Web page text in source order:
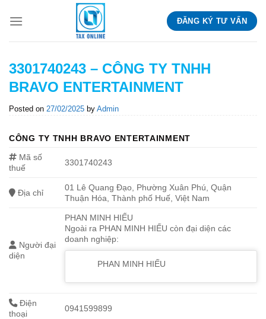
ĐĂNG KÝ TƯ VẤN
3301740243 – CÔNG TY TNHH
BRAVO ENTERTAINMENT
Posted on 27/02/2025 by Admin
CÔNG TY TNHH BRAVO ENTERTAINMENT
Mã số
thuế
3301740243
Địa chỉ
01 Lê Quang Đạo, Phường Xuân Phú, Quận
Thuận Hóa, Thành phố Huế, Việt Nam
Người đại
diện
PHAN MINH HIẾU
Ngoài ra PHAN MINH HIẾU còn đại diện các
doanh nghiệp:
PHAN MINH HIẾU
Điện
thoại
0941599899